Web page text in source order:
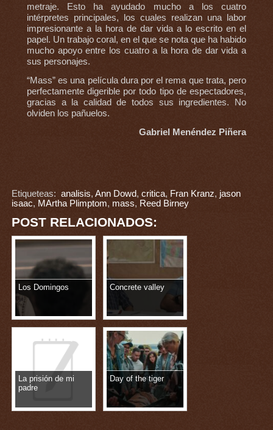
metraje. Esto ha ayudado mucho a los cuatro
intérpretes principales, los cuales realizan una labor
impresionante a la hora de dar vida a lo escrito en el
papel. Un trabajo coral, en el que se nota que ha habido
mucho apoyo entre los cuatro a la hora de dar vida a
sus personajes.
“Mass” es una película dura por el rema que trata, pero
perfectamente digerible por todo tipo de espectadores,
gracias a la calidad de todos sus ingredientes. No
olviden los pañuelos.
Gabriel Menéndez Piñera
Etiqueteas: analisis, Ann Dowd, critica, Fran Kranz, jason
isaac, MArtha Plimptom, mass, Reed Birney
POST RELACIONADOS:
Los Domingos Concrete valley
La prisión de mi
padre
Day of the tiger